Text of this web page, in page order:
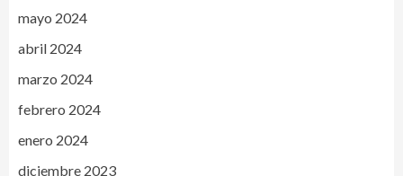
mayo 2024
abril 2024
marzo 2024
febrero 2024
enero 2024
diciembre 2023